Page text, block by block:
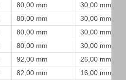
80,00 mm
30,00 mm
80,00 mm
30,00 mm
80,00 mm
30,00 mm
80,00 mm
30,00 mm
92,00 mm
26,00 mm
82,00 mm 16,00 mm